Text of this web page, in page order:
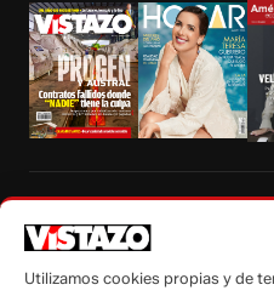
autorización escrita de su titular, de
Utilizamos cookies propias y de